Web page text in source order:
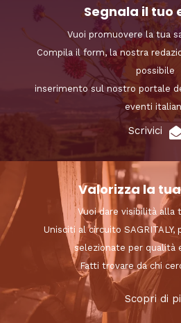
Segnala il tuo
Vuoi promuovere la tua
Compila il form, la nostra
possibile
inserimento sul nostro portale
eventi
Scrivici
Valorizza la
Vuoi dare visibilità alla
Unisciti al circuito
selezionate per qualità
Fatti trovare da chi
Scopri di